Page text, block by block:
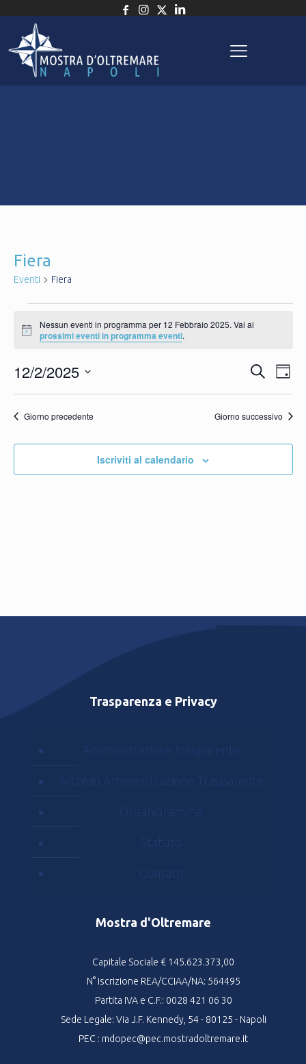
Fiera
Eventi Fiera
Eventi
for
12
Febbraio
2025
Notice
Nessun eventi in programma per 12 Febbraio 2025. Vai ai
prossimi eventi in programma eventi.
e
Cerca
12/2/2025
Seleziona
la Giorno precedente Giorno successivo
Iscriviti al calendario
Trasparenza e Privacy
Amministrazione trasparente
Archivio Amministrazione Trasparente
Organigramma
Statuto
Contatti
Mostra d'Oltremare
Capitale Sociale € 145.623.373,00
N° iscrizione REA/CCIAA/NA: 564495
Partita IVA e C.F.: 0028 421 06 30
Sede Legale: Via J.F. Kennedy, 54 - 80125 - Napoli
PEC : mdopec@pec.mostradoltremare.it